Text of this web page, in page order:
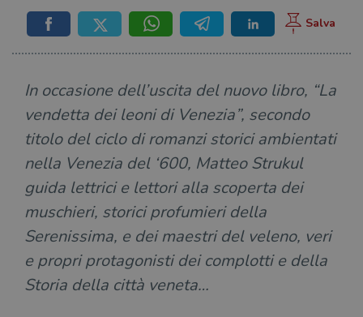
In occasione dell’uscita del nuovo libro, “La
vendetta dei leoni di Venezia”, secondo
titolo del ciclo di romanzi storici ambientati
nella Venezia del ‘600, Matteo Strukul
guida lettrici e lettori alla scoperta dei
muschieri, storici profumieri della
Serenissima, e dei maestri del veleno, veri
e propri protagonisti dei complotti e della
Storia della città veneta…